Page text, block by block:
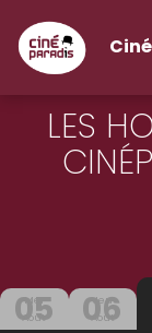
LES
Mer
05
Aout
Jeu
06
Aout